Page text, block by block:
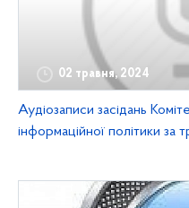
02 травня, 2024
Аудіозаписи засідань
інформаційної політики за